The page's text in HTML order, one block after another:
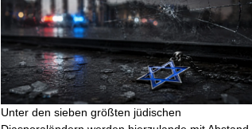
Unter den sieben größten jüdischen